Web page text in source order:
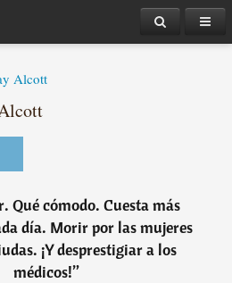
Alcott
Qué cómodo. Cuesta más
día. Morir por las mujeres
¡Y desprestigiar a los
médicos!”